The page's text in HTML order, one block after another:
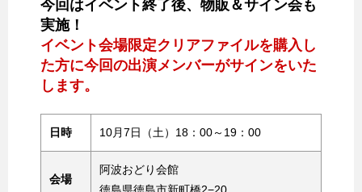
今回はイベント終了後、物販＆サイン会も
実施！
イベント会場限定クリアファイルを購入し
た方に今回の出演メンバーがサインをいた
します。
日時 10月7日（土）18：00～19：00
会場
阿波おどり会館